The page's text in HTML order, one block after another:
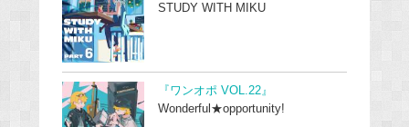
STUDY WITH MIKU
『ワンオポ VOL.22』
Wonderful★opportunity!